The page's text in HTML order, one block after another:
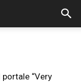
“Very